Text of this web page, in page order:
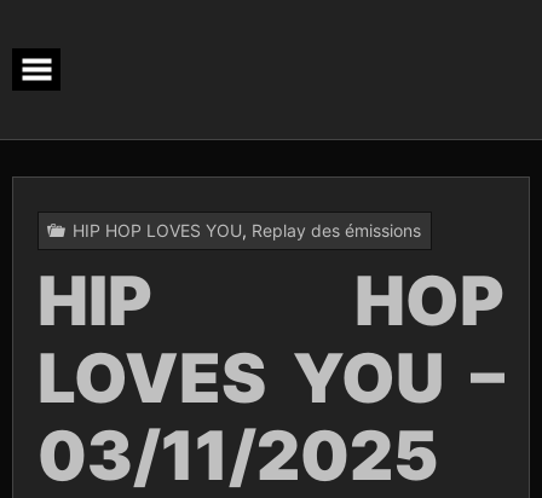
content
HIP HOP LOVES YOU, Replay des émissions
HIP HOP
LOVES YOU –
03/11/2025